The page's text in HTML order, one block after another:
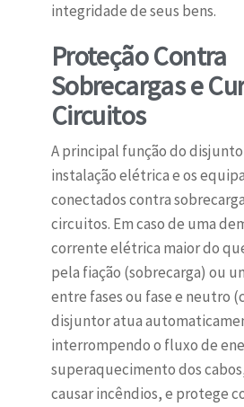
integridade de seus bens.
Proteção Contra
Sobrecargas e
Circuitos
A principal função do
instalação elétrica e os
conectados contra
circuitos. Em caso de uma
corrente elétrica maior do
pela fiação (sobrecarga) ou
entre fases ou fase e neutro
disjuntor atua
interrompendo o fluxo de
superaquecimento dos
causar incêndios, e protege